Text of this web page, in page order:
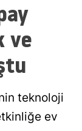
ve
teknoloji
ev